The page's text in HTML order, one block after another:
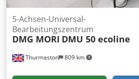
Thurmaston 809 km
5-Achsen-Universal-
Bearbeitungszentrum
DMG MORI DMU 50 ecoline